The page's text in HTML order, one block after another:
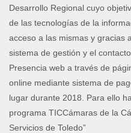
Desarrollo Regional cuyo
de las tecnologías de la
acceso a las mismas y gracias
sistema de gestión y el
Presencia web a través de
online mediante sistema de
lugar durante 2018. Para ello
programa TICCámaras de la
Servicios de Toledo”